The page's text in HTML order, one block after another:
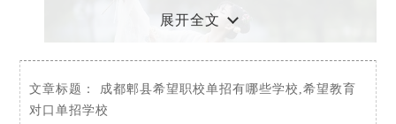
展开全文
文章标题： 成都郫县希望职校单招有哪些学校,希望教育
对口单招学校